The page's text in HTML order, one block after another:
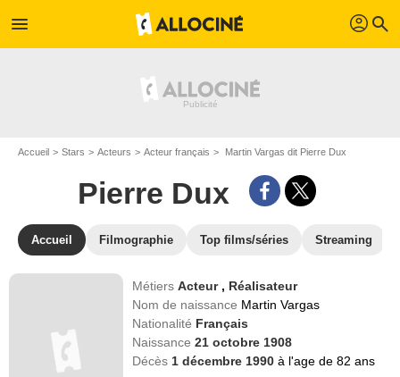
menu profil search
Accueil Stars Acteurs Acteur français Martin Vargas dit Pierre Dux
Pierre Dux
Accueil Filmographie Top films/séries Streaming
MétiersActeur , Réalisateur
Nom de naissance Martin Vargas
Nationalité Français
Naissance21 octobre 1908
Décès 1 décembre 1990à l'age de 82 ans